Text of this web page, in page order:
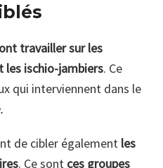
travailler sur les
les ischio-jambiers. Ce
qui interviennent dans le
de cibler également les
. Ce sont ces groupes